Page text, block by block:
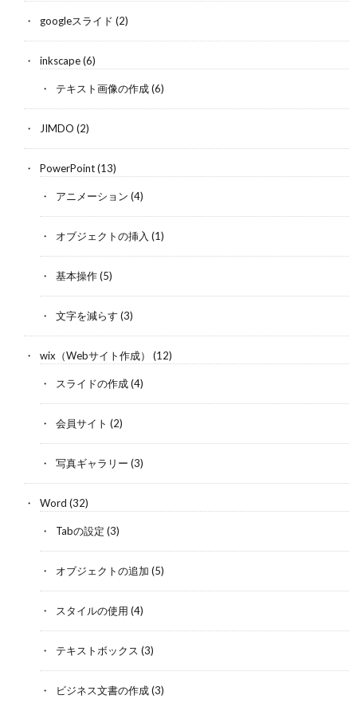
googleスライド (2)
inkscape(6)
テキスト画像の作成(6)
JIMDO (2)
PowerPoint(13)
アニメーション (4)
オブジェクトの挿入 (1)
基本操作(5)
文字を減らす (3)
wix（Webサイト作成） (12)
スライドの作成(4)
会員サイト (2)
写真ギャラリー (3)
Word (32)
Tabの設定 (3)
オブジェクトの追加 (5)
スタイルの使用 (4)
テキストボックス (3)
ビジネス文書の作成(3)